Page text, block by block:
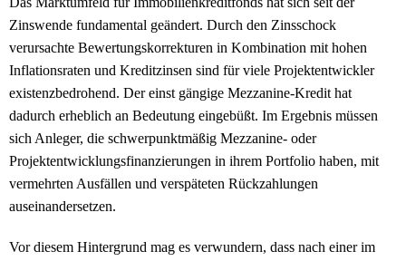
Zinswende fundamental geändert. Durch den Zinsschock
verursachte Bewertungskorrekturen in Kombination mit hohen
Inflationsraten und Kreditzinsen sind für viele Projektentwickler
existenzbedrohend. Der einst gängige Mezzanine-Kredit hat
dadurch erheblich an Bedeutung eingebüßt. Im Ergebnis müssen
sich Anleger, die schwerpunktmäßig Mezzanine- oder
Projektentwicklungsfinanzierungen in ihrem Portfolio haben, mit
vermehrten Ausfällen und verspäteten Rückzahlungen
auseinandersetzen.
Vor diesem Hintergrund mag es verwundern, dass nach einer im